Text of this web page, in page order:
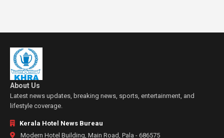
About Us
Latest news updates, breaking news, sports, entertainment, and
lifestyle coverage.
Kerala Hotel News Bureau
Modern Hotel Building, Main Road, Pala - 686575